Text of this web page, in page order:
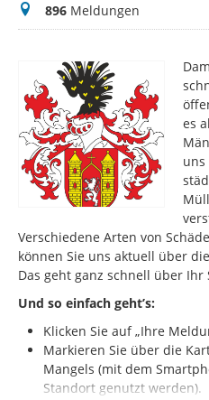
Meldungen
896 Meldungen
es
uns
Verschiedene Arten von
können Sie uns aktuell über
Das geht ganz schnell über Ihr
Und so einfach geht’s:
Klicken Sie auf „Ihre
Markieren Sie über die
Mangels (mit dem
Standort genutzt werden).